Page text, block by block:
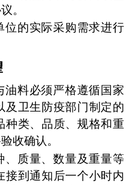
。
位的实际采购需求进行
油料必须严格遵循国家
及卫生防疫部门制定的
种类、品质、规格和重
收确认。
、质量、数量及重量等
接到通知后一个小时内